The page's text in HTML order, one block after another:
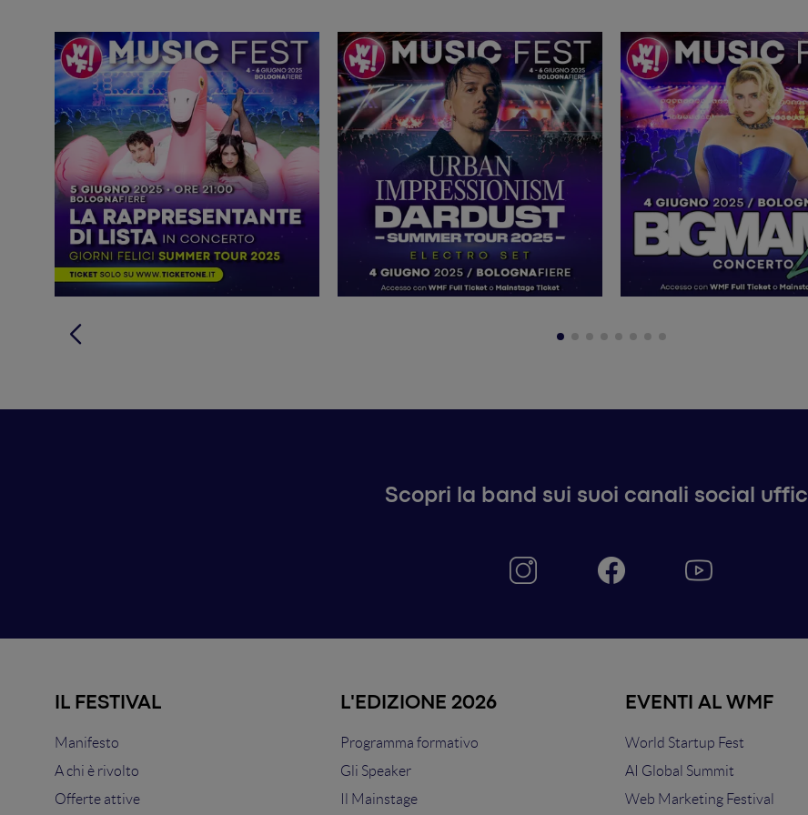
la finale di 1MNEXTal Concerto del Primo Maggio a Roma (2016), la partecipazione a Materadio ( 2016) e a "Stasera
Capitale della Cultura (2019), festival internazionali comeLugano Buskers(2022) e Orme Festivalin Svizzera (
Pietroalla presenza diPapa Francesco 2024).
L'impatto di Rulli Frulli va oltre il palco. Il suometodo didattico, basato sull'inclusione, la valorizzazione individuale
dall'Università Cattolica di Milano (sfociato nel libro "Al ritmo della vita", Edizioni Erikson) ed è stato esportato in
circa2.800 persone. La capacità generativa del progetto ha portato alla creazione de La Stazione Rulli Frulli, un
comunitaria, inaugurato nelmaggio 2022 dal Presidente della Repubblica Sergio Mattarella. Oggi La Stazione è la
filosofia (Astronavelab, Rullifood, Radio Stazione Rulli), rappresentando un modello di sviluppo sociale e culturale
Scopri la band sui suoi canali social
IL FESTIVAL
Manifesto
A chi è rivolto
Offerte attive
L'EDIZIONE 2026
Programma formativo
Gli Speaker
Il Mainstage
EVENTI AL WMF
World Startup Fest
AI Global Summit
Web Marketing Festival